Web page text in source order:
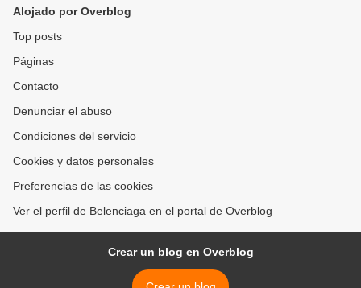
Alojado por Overblog
Top posts
Páginas
Contacto
Denunciar el abuso
Condiciones del servicio
Cookies y datos personales
Preferencias de las cookies
Ver el perfil de Belenciaga en el portal de Overblog
Crear un blog en Overblog